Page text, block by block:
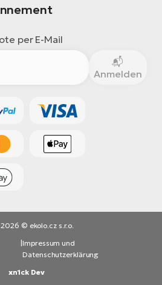
per E-Mail
Anmelden
© ekolo.cz s.r.o.
Impressum und
Datenschutzerklärung
xn1ck Dev